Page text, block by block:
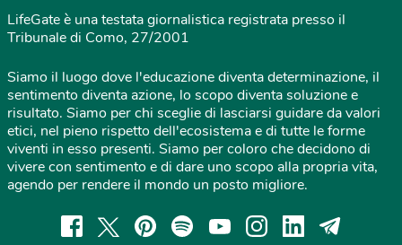
LifeGate è una testata giornalistica registrata presso il
Tribunale di Como, 27/2001
Siamo il luogo dove l'educazione diventa determinazione, il
sentimento diventa azione, lo scopo diventa soluzione e
risultato. Siamo per chi sceglie di lasciarsi guidare da valori
etici, nel pieno rispetto dell'ecosistema e di tutte le forme
viventi in esso presenti. Siamo per coloro che decidono di
vivere con sentimento e di dare uno scopo alla propria vita,
agendo per rendere il mondo un posto migliore.